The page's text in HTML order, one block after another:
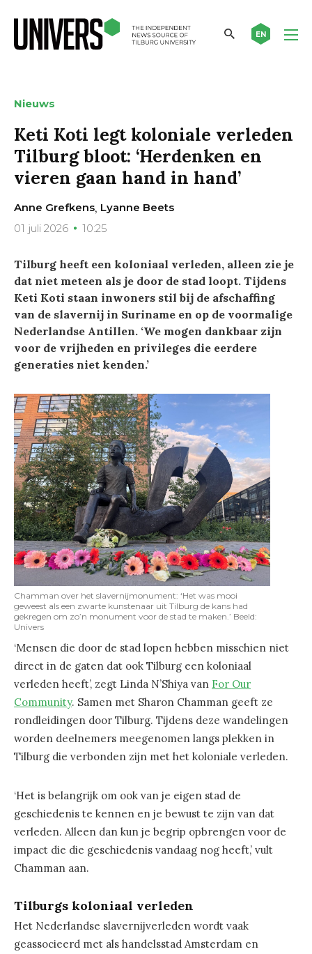
EN
Nieuws
Keti Koti legt koloniale verleden
Tilburg bloot: ‘Herdenken en
vieren gaan hand in hand’
Anne Grefkens, Lyanne Beets
01 juli 2026
10:25
Tilburg heeft een koloniaal verleden, alleen zie je
dat niet meteen als je door de stad loopt. Tijdens
Keti Koti staan inwoners stil bij de afschaffing
van de slavernij in Suriname en op de voormalige
Nederlandse Antillen. ‘We mogen dankbaar zijn
voor de vrijheden en privileges die eerdere
generaties niet kenden.’
Chamman over het slavernijmonument: ‘Het was mooi
geweest als een zwarte kunstenaar uit Tilburg de kans had
gekregen om zo’n monument voor de stad te maken.’ Beeld:
Univers
‘Mensen die door de stad lopen hebben misschien niet
direct in de gaten dat ook Tilburg een koloniaal
verleden heeft’, zegt Linda N’Shiya van For Our
Community. Samen met Sharon Chamman geeft ze
rondleidingen door Tilburg. Tijdens deze wandelingen
worden deelnemers meegenomen langs plekken in
Tilburg die verbonden zijn met het koloniale verleden.
‘Het is belangrijk om ook van je eigen stad de
geschiedenis te kennen en je bewust te zijn van dat
verleden. Alleen dan kun je begrip opbrengen voor de
impact die die geschiedenis vandaag nog heeft,’ vult
Chamman aan.
Tilburgs koloniaal verleden
Het Nederlandse slavernijverleden wordt vaak
geassocieerd met als handelsstad Amsterdam en